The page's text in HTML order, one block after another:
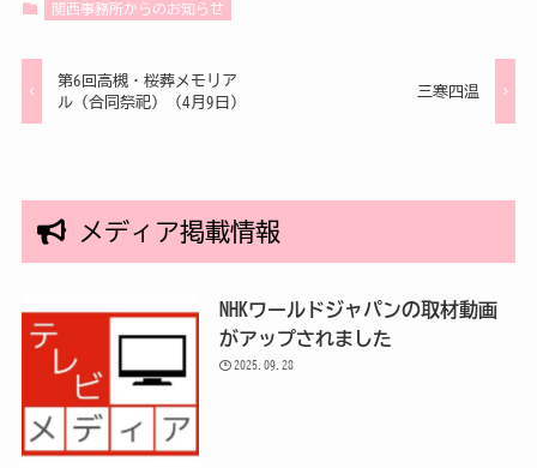
関西事務所からのお知らせ
第6回高槻・桜葬メモリア
ル（合同祭祀）（4月9日）
三寒四温
メディア掲載情報
NHKワールドジャパンの取材動画
がアップされました
2025.09.28